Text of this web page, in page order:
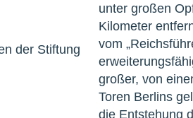
unter großen
Kilometer
vom
großer, von
Toren Berlins
die Entstehung
der Stiftung